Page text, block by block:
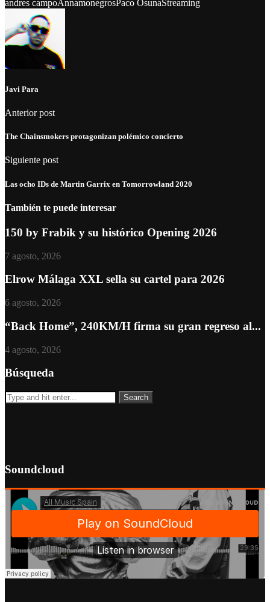
andres campoAnnamonegrosPaco OsunaStreaming
Javi Para
Anterior post
The Chainsmokers protagonizan polémico concierto
Siguiente post
Las ocho IDs de Martin Garrix en Tomorrowland 2020
También te puede interesar
150 by Frabik y su histórico Opening 2026
7 agosto, 2026
Elrow Málaga XXL sella su cartel para 2026
6 agosto, 2026
“Back Home”, 240KM/H firma su gran regreso al...
4 agosto, 2026
Búsqueda
Soundcloud